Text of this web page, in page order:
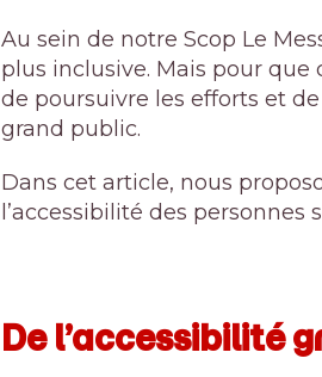
Au sein de notre Scop Le
plus inclusive. Mais pour
de poursuivre les efforts et
grand public.
Dans cet article, nous
l’accessibilité des
De l’accessibilité